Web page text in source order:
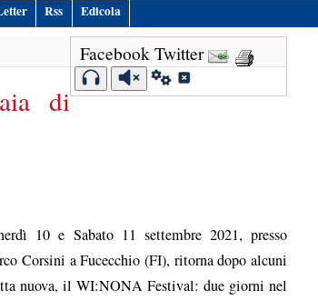
Rss Edicola
Facebook Twitter
di
10 e Sabato 11 settembre 2021, presso
Corsini a Fucecchio (FI), ritorna dopo alcuni
nuova, il WI:NONA Festival: due giorni nel